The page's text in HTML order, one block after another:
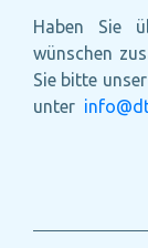
Haben Sie
wünschen
Sie bitte
unter